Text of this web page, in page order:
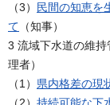
（3） 民間の知恵を
て （知事）
3 流域下水道の維
理者）
（1） 県内格差の現